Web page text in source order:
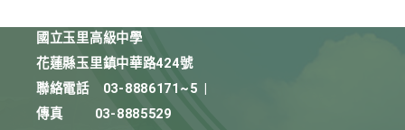
國立玉里高級中學
花蓮縣玉里鎮中華路424號
聯絡電話
03-8886171~5
傳真
03-8885529